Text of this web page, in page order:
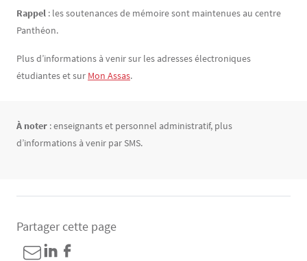
Rappel : les soutenances de mémoire sont maintenues au centre
Panthéon.
Plus d’informations à venir sur les adresses électroniques
étudiantes et sur Mon Assas.
Texte
À noter : enseignants et personnel administratif, plus
d’informations à venir par SMS.
Partager cette page